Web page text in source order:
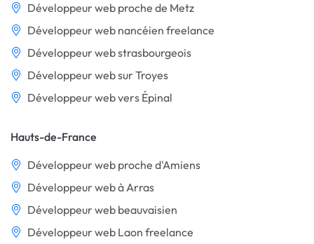
Développeur web proche de Metz
Développeur web nancéien freelance
Développeur web strasbourgeois
Développeur web sur Troyes
Développeur web vers Épinal
Hauts-de-France
Développeur web proche d'Amiens
Développeur web à Arras
Développeur web beauvaisien
Développeur web Laon freelance